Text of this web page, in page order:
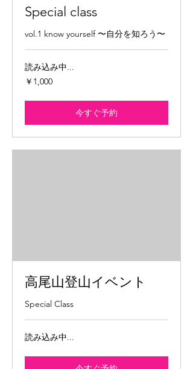
Special class
vol.1 know yourself 〜自分を知ろう〜
読み込み中...
1,000
円
￥1,000
今すぐ予約
高尾山登山イベント
Special Class
読み込み中...